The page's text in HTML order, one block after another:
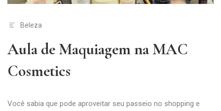
Beleza
Aula de Maquiagem na MAC
Cosmetics
Você sabia que pode aproveitar seu passeio no shopping e